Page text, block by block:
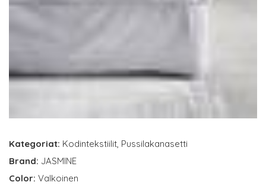
Kategoriat: Kodintekstiilit, Pussilakanasetti
Brand: JASMINE
Color: Valkoinen